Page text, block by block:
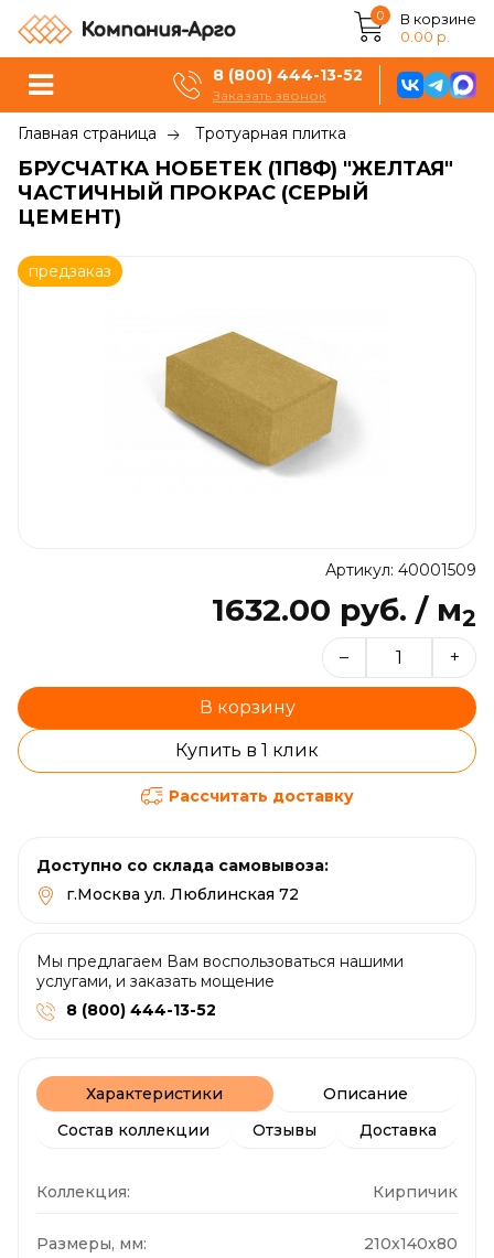
0
В корзине
0.00 р.
8 (800) 444-13-52
Заказать звонок
Главная страница Тротуарная плитка
БРУСЧАТКА НОБЕТЕК (1П8Ф) "ЖЕЛТАЯ"
ЧАСТИЧНЫЙ ПРОКРАС (СЕРЫЙ
ЦЕМЕНТ)
предзаказ
Артикул: 40001509
1632.00 руб. / м2
– +
В корзину
Купить в 1 клик
Рассчитать доставку
Доступно со склада самовывоза:
г.Москва ул. Люблинская 72
Мы предлагаем Вам воспользоваться нашими
услугами, и заказать мощение
8 (800) 444-13-52
Характеристики
Описание
Состав коллекции
Отзывы Доставка
Коллекция: Кирпичик
Размеры, мм: 210x140x80